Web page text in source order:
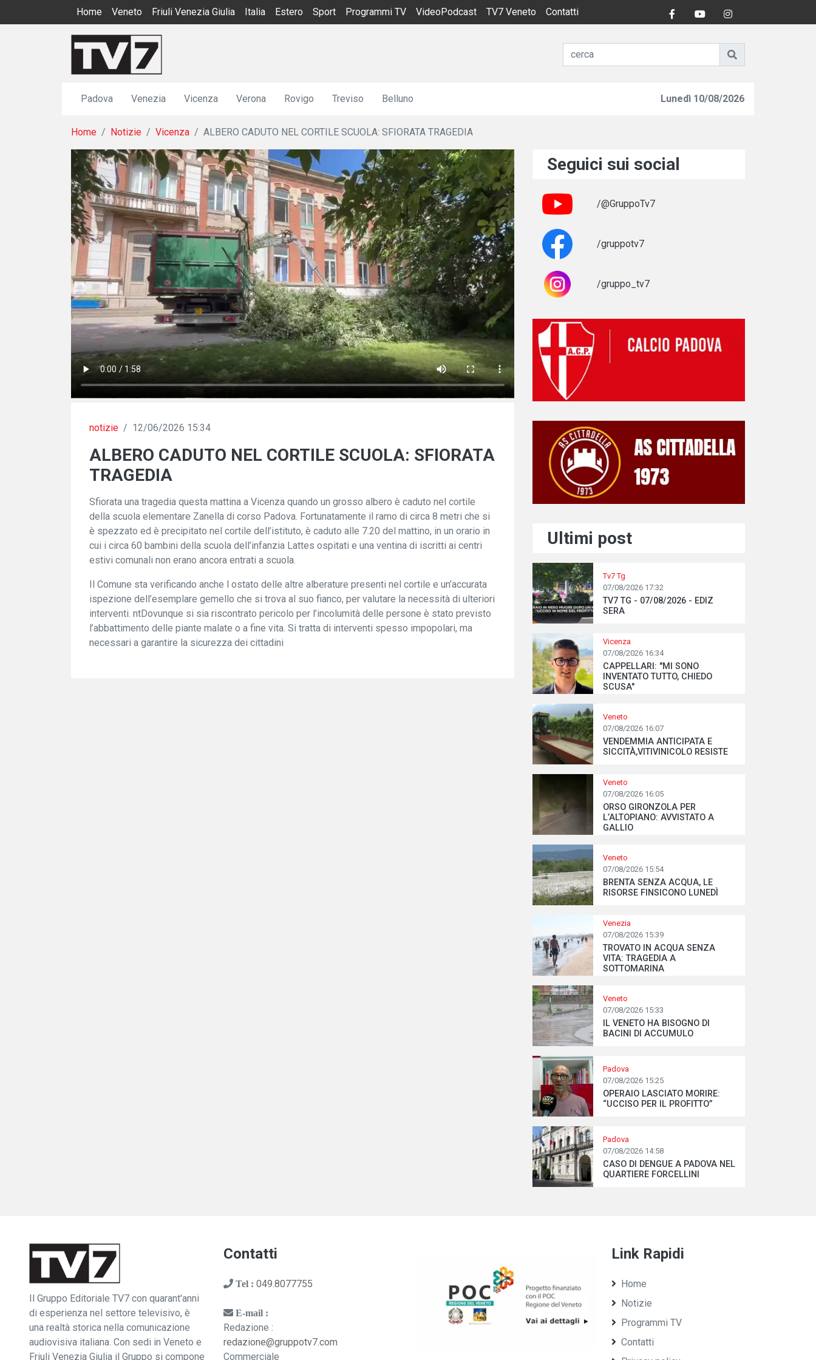
Home Veneto Friuli Venezia Giulia Italia Estero Sport Programmi TV VideoPodcast TV7 Veneto Contatti
Padova Venezia Vicenza Verona Rovigo Treviso Belluno Lunedì 10/08/2026
Home Notizie Vicenza ALBERO CADUTO NEL CORTILE SCUOLA: SFIORATA TRAGEDIA
notizie / 12/06/2026 15:34
ALBERO CADUTO NEL CORTILE SCUOLA: SFIORATA
TRAGEDIA
Sfiorata una tragedia questa mattina a Vicenza quando un grosso albero è caduto nel cortile
della scuola elementare Zanella di corso Padova. Fortunatamente il ramo di circa 8 metri che si
è spezzato ed è precipitato nel cortile dell’istituto, è caduto alle 7.20 del mattino, in un orario in
cui i circa 60 bambini della scuola dell’infanzia Lattes ospitati e una ventina di iscritti ai centri
estivi comunali non erano ancora entrati a scuola.
Il Comune sta verificando anche l ostato delle altre alberature presenti nel cortile e un’accurata
ispezione dell’esemplare gemello che si trova al suo fianco, per valutare la necessità di ulteriori
interventi. ntDovunque si sia riscontrato pericolo per l’incolumità delle persone è stato previsto
l’abbattimento delle piante malate o a fine vita. Si tratta di interventi spesso impopolari, ma
necessari a garantire la sicurezza dei cittadini
Seguici sui social
/@GruppoTv7
/gruppotv7
/gruppo_tv7
Ultimi post
Tv7 Tg
07/08/2026 17:32
TV7 TG - 07/08/2026 - EDIZ
SERA
Vicenza
07/08/2026 16:34
CAPPELLARI: "MI SONO
INVENTATO TUTTO, CHIEDO
SCUSA"
Veneto
07/08/2026 16:07
VENDEMMIA ANTICIPATA E
SICCITÀ,VITIVINICOLO RESISTE
Veneto
07/08/2026 16:05
ORSO GIRONZOLA PER
L’ALTOPIANO: AVVISTATO A
GALLIO
Veneto
07/08/2026 15:54
BRENTA SENZA ACQUA, LE
RISORSE FINSICONO LUNEDÌ
Venezia
07/08/2026 15:39
TROVATO IN ACQUA SENZA
VITA: TRAGEDIA A
SOTTOMARINA
Veneto
07/08/2026 15:33
IL VENETO HA BISOGNO DI
BACINI DI ACCUMULO
Padova
07/08/2026 15:25
OPERAIO LASCIATO MORIRE:
“UCCISO PER IL PROFITTO”
Padova
07/08/2026 14:58
CASO DI DENGUE A PADOVA NEL
QUARTIERE FORCELLINI
Il Gruppo Editoriale TV7 con quarant'anni
di esperienza nel settore televisivo, è
una realtà storica nella comunicazione
audiovisiva italiana. Con sedi in Veneto e
Friuli Venezia Giulia il Gruppo si compone
Contatti
Tel : 049.8077755
E-mail :
Redazione :
redazione@gruppotv7.com
Commerciale
Link Rapidi
Home
Notizie
Programmi TV
Contatti